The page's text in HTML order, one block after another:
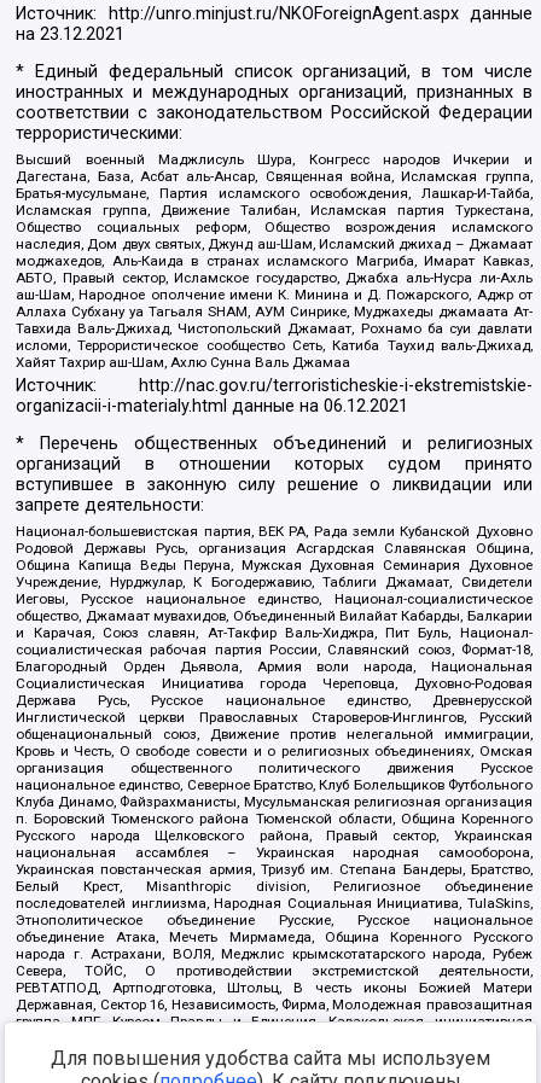
Источник: http://unro.minjust.ru/NKOForeignAgent.aspxданные
на23.12.2021
* Единый федеральный список организаций, в том числе
иностранных и международных организаций, признанных в
соответствии с законодательством Российской Федерации
террористическими:
Высший военный Маджлисуль Шура, Конгресс народов Ичкерии и
Дагестана, База, Асбат аль-Ансар, Священная война, Исламская группа,
Братья-мусульмане, Партия исламского освобождения, Лашкар-И-Тайба,
Исламская группа, Движение Талибан, Исламская партия Туркестана,
Общество социальных реформ, Общество возрождения исламского
наследия, Дом двух святых, Джунд аш-Шам, Исламский джихад – Джамаат
моджахедов, Аль-Каида в странах исламского Магриба, Имарат Кавказ,
АБТО, Правый сектор, Исламское государство, Джабха аль-Нусра ли-Ахль
аш-Шам, Народное ополчение имени К. Минина и Д. Пожарского, Аджр от
Аллаха Субхану уа Тагьаля SHAM, АУМ Синрике, Муджахеды джамаата Ат-
Тавхида Валь-Джихад, Чистопольский Джамаат, Рохнамо ба суи давлати
исломи, Террористическое сообщество Сеть, Катиба Таухид валь-Джихад,
Хайят Тахрир аш-Шам, Ахлю Сунна Валь Джамаа
Источник:
http://nac.gov.ru/terroristicheskie-i-ekstremistskie-
organizacii-i-materialy.html данные на06.12.2021
* Перечень общественных объединений и религиозных
организаций в отношении которых судом принято
вступившее в законную силу решение о ликвидации или
запрете деятельности:
Национал-большевистская партия, ВЕК РА, Рада земли Кубанской Духовно
Родовой Державы Русь, организация Асгардская Славянская Община,
Община Капища Веды Перуна, Мужская Духовная Семинария Духовное
Учреждение, Нурджулар, К Богодержавию, Таблиги Джамаат, Свидетели
Иеговы, Русское национальное единство, Национал-социалистическое
общество, Джамаат мувахидов, Объединенный Вилайат Кабарды, Балкарии
и Карачая, Союз славян, Ат-Такфир Валь-Хиджра, Пит Буль, Национал-
социалистическая рабочая партия России, Славянский союз, Формат-18,
Благородный Орден Дьявола, Армия воли народа, Национальная
Социалистическая Инициатива города Череповца, Духовно-Родовая
Держава Русь, Русское национальное единство, Древнерусской
Инглистической церкви Православных Староверов-Инглингов, Русский
общенациональный союз, Движение против нелегальной иммиграции,
Кровь и Честь, О свободе совести и о религиозных объединениях, Омская
организация общественного политического движения Русское
национальное единство, Северное Братство, Клуб Болельщиков Футбольного
Клуба Динамо, Файзрахманисты, Мусульманская религиозная организация
п. Боровский Тюменского района Тюменской области, Община Коренного
Русского народа Щелковского района, Правый сектор, Украинская
национальная ассамблея – Украинская народная самооборона,
Украинская повстанческая армия, Тризуб им. Степана Бандеры, Братство,
Белый Крест, Misanthropic division, Религиозное объединение
последователей инглиизма, Народная Социальная Инициатива, TulaSkins,
Этнополитическое объединение Русские, Русское национальное
объединение Атака, Мечеть Мирмамеда, Община Коренного Русского
народа г. Астрахани, ВОЛЯ, Меджлис крымскотатарского народа, Рубеж
Севера, ТОЙС, О противодействии экстремистской деятельности,
РЕВТАТПОД, Артподготовка, Штольц, В честь иконы Божией Матери
Державная, Сектор 16, Независимость, Фирма, Молодежная правозащитная
группа МПГ, Курсом Правды и Единения, Каракольская инициативная
Благотворительный пансионат Ак Умут, Русская республика Русь,
Арестантское уголовное единство, Башкорт, Нация и свобода, W.H.С., Фалунь
Для повышения удобства сайта мы используем